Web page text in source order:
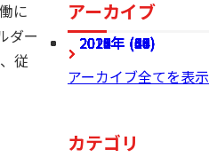
に
ダー
従
アーカイブ
2026年 (27)
2025年 (68)
2024年 (60)
2023年 (54)
2022年 (49)
2021年 (46)
2020年 (37)
2019年 (24)
2018年 (36)
2017年 (28)
アーカイブ全てを表示
カテゴリ